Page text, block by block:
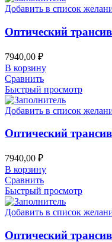
Добавить в список
Оптический
7940,00 ₽
В корзину
Сравнить
Быстрый просмотр
Добавить в список
Оптический
7940,00 ₽
В корзину
Сравнить
Быстрый просмотр
Добавить в список
Оптический